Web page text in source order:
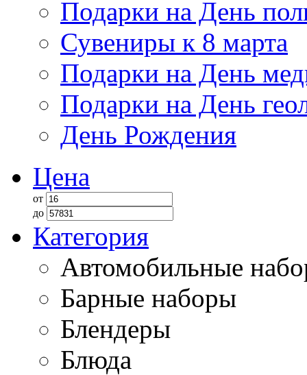
Подарки на День
Сувениры к 8 марта
Подарки на День
Подарки на День
День Рождения
Цена
от
до
Категория
Автомобильные
Барные наборы
Блендеры
Блюда